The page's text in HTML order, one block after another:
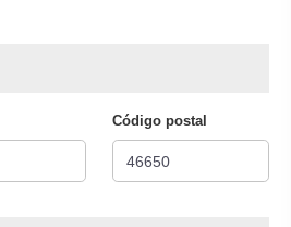
Código postal